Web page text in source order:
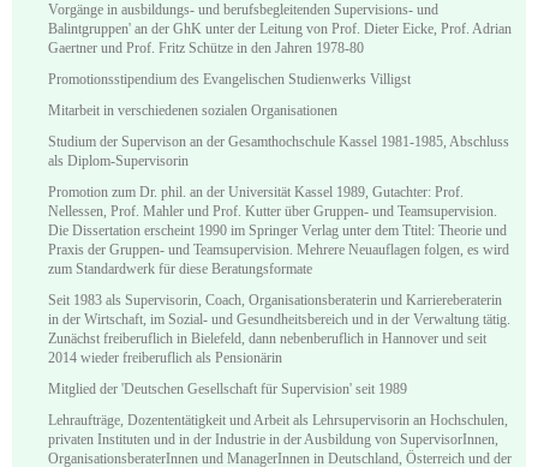
Vorgänge in ausbildungs- und berufsbegleitenden Supervisions- und
Balintgruppen' an der GhK unter der Leitung von Prof. Dieter Eicke, Prof. Adrian
Gaertner und Prof. Fritz Schütze in den Jahren 1978-80
Promotionsstipendium des Evangelischen Studienwerks Villigst
Mitarbeit in verschiedenen sozialen Organisationen
Studium der Supervison an der Gesamthochschule Kassel 1981-1985, Abschluss
als Diplom-Supervisorin
Promotion zum Dr. phil. an der Universität Kassel 1989, Gutachter: Prof.
Nellessen, Prof. Mahler und Prof. Kutter über Gruppen- und Teamsupervision.
Die Dissertation erscheint 1990 im Springer Verlag unter dem Ttitel: Theorie und
Praxis der Gruppen- und Teamsupervision. Mehrere Neuauflagen folgen, es wird
zum Standardwerk für diese Beratungsformate
Seit 1983 als Supervisorin, Coach, Organisationsberaterin und Karriereberaterin
in der Wirtschaft, im Sozial- und Gesundheitsbereich und in der Verwaltung tätig.
Zunächst freiberuflich in Bielefeld, dann nebenberuflich in Hannover und seit
2014 wieder freiberuflich als Pensionärin
Mitglied der 'Deutschen Gesellschaft für Supervision' seit 1989
Lehraufträge, Dozententätigkeit und Arbeit als Lehrsupervisorin an Hochschulen,
privaten Instituten und in der Industrie in der Ausbildung von SupervisorInnen,
OrganisationsberaterInnen und ManagerInnen in Deutschland, Österreich und der